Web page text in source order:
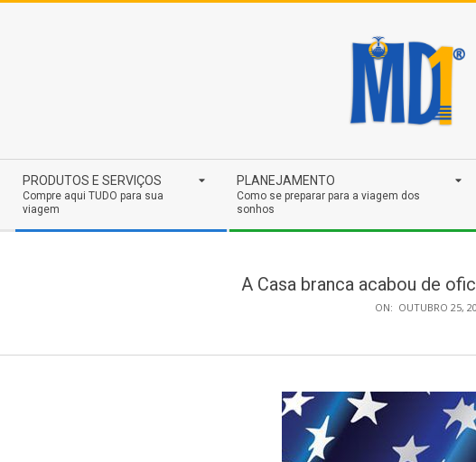
Navigation
Menu
PRODUTOS E SERVIÇOS
Compre aqui TUDO para sua
viagem
PLANEJAMENTO
Como se preparar para a viagem dos
sonhos
A Casa branca acabou de
ON: OUTUBRO 25,